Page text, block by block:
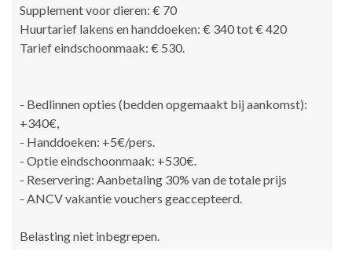
Supplement voor dieren: € 70
Huurtarief lakens en handdoeken: € 340 tot € 420
Tarief eindschoonmaak: € 530.
- Bedlinnen opties (bedden opgemaakt bij aankomst):
+340€,
- Handdoeken: +5€/pers.
- Optie eindschoonmaak: +530€.
- Reservering: Aanbetaling 30% van de totale prijs
- ANCV vakantie vouchers geaccepteerd.
Belasting niet inbegrepen.